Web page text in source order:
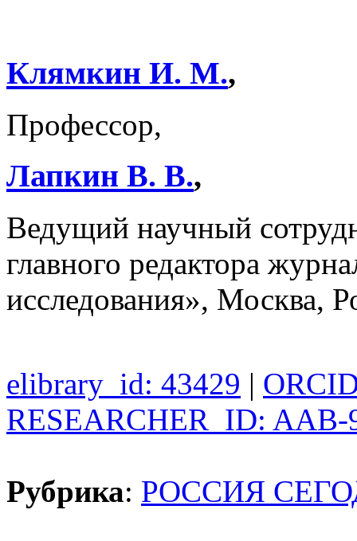
Клямкин И. М.,
Профессор,
Лапкин В. В.,
Ведущий научный
главного редактора
исследования», Москва,
elibrary_id: 43429 |
RESEARCHER_ID: AAB-
Рубрика: РОССИЯ